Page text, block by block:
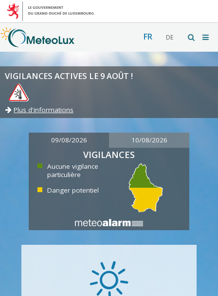
FR DE
VIGILANCES ACTIVES LE 9 AOÛT !
Plus d'informations
09/08/2026 10/08/2026
VIGILANCES
Aucune vigilance
particulière
Danger potentiel